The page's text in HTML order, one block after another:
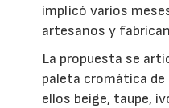
implicó varios
artesanos y
La propuesta se
paleta cromática
ellos beige, taupe,